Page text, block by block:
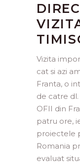
Vizita
cat si azi
Franta, o
de catre
OFII din
patru ore,
proiectele
Romania
evaluat